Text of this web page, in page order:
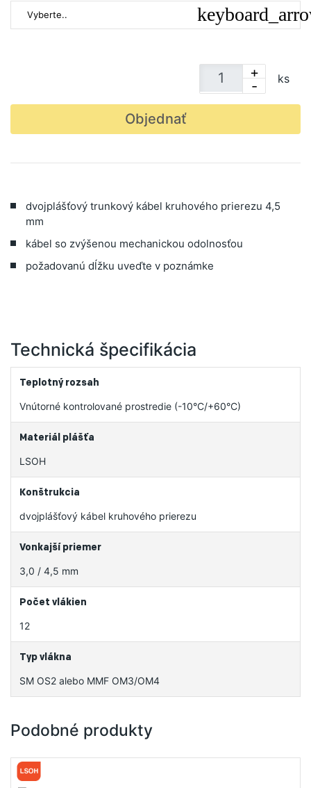
Vyberte..
+
-
ks
Objednať
dvojplášťový trunkový kábel kruhového prierezu 4,5
mm
kábel so zvýšenou mechanickou odolnosťou
požadovanú dĺžku uveďte v poznámke
Technická špecifikácia
Teplotný rozsah
Vnútorné kontrolované prostredie (-10°C/+60°C)
Materiál plášťa
LSOH
Konštrukcia
dvojplášťový kábel kruhového prierezu
Vonkajší priemer
3,0 / 4,5 mm
Počet vlákien
12
Typ vlákna
SM OS2 alebo MMF OM3/OM4
Podobné produkty